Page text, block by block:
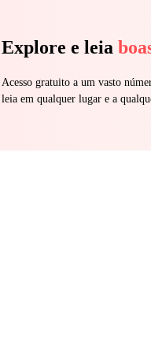
Explore e leia
Acesso gratuito a um vasto
leia em qualquer lugar e a